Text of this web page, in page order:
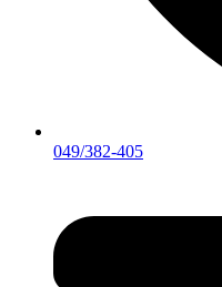
049/382-405